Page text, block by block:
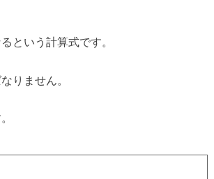
という計算式です。
りません。